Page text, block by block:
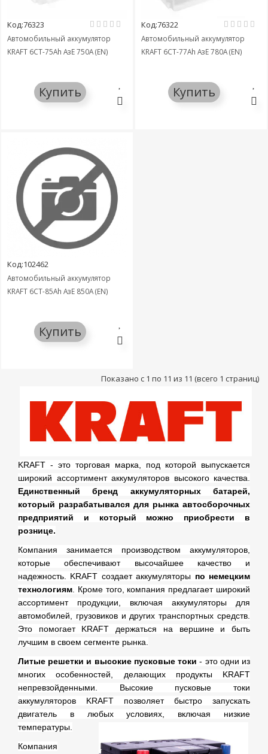
Код:76323
Автомобильный аккумулятор
KRAFT 6СТ-75Ah АзЕ 750A (EN)
Купить
Код:76322
Автомобильный аккумулятор
KRAFT 6СТ-77Ah АзЕ 780A (EN)
Купить
Код:102462
Автомобильный аккумулятор
KRAFT 6СТ-85Ah АзЕ 850A (EN)
Купить
Показано с 1 по 11 из 11 (всего 1 страниц)
KRAFT - это торговая марка, под которой выпускается
широкий ассортимент аккумуляторов высокого качества.
Единственный бренд аккумуляторных батарей,
который разрабатывался для рынка автосборочных
предприятий и который можно приобрести в
рознице.
Компания занимается производством аккумуляторов,
которые обеспечивают высочайшее качество и
надежность. KRAFT создает аккумуляторы по немецким
технологиям
Кроме того, компания предлагает широкий
ассортимент продукции, включая аккумуляторы для
автомобилей, грузовиков и других транспортных средств.
Это помогает KRAFT держаться на вершине и быть
лучшим в своем сегменте рынка.
Литые решетки и высокие пусковые токи - это одни из
многих особенностей, делающих продукты KRAFT
непревзойденными. Высокие пусковые токи
аккумуляторов KRAFT позволяет быстро запускать
двигатель в любых условиях, включая низкие
температуры.
Компания